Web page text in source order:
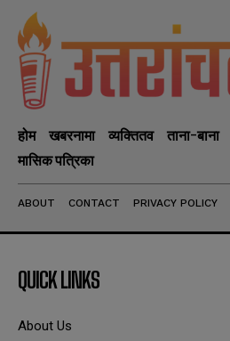
होम खबरनामा व्यक्तितव ताना-बाना
मासिक पत्रिका
ABOUT CONTACT PRIVACY POLICY
QUICK LINKS
About Us